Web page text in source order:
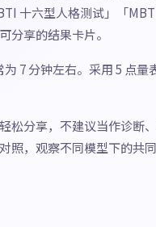
十六型人格测试」「
分享的结果卡片。
7 分钟左右。采用 5 点量
松分享，不建议当作诊断
照，观察不同模型下的共同